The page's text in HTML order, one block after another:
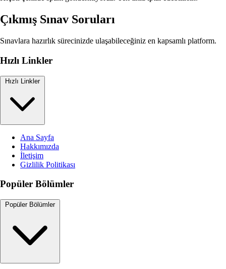
Çıkmış Sınav Soruları
Sınavlara hazırlık sürecinizde ulaşabileceğiniz en kapsamlı platform.
Hızlı Linkler
Hızlı Linkler
Ana Sayfa
Hakkımızda
İletişim
Gizlilik Politikası
Popüler Bölümler
Popüler Bölümler